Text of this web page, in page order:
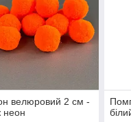
велюровий 2 см -
неон